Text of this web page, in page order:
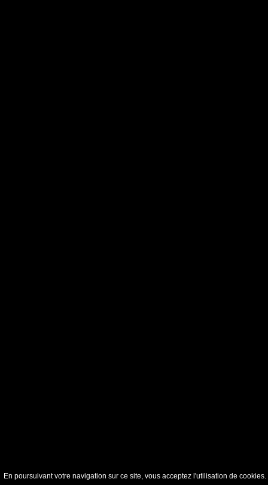
En poursuivant votre navigation sur ce site, vous acceptez l'utilisation de